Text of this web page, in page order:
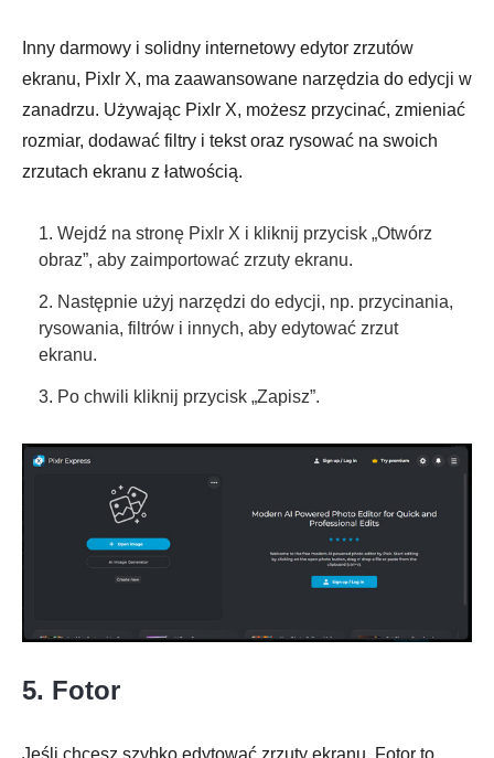
Inny darmowy i solidny internetowy edytor zrzutów
ekranu, Pixlr X, ma zaawansowane narzędzia do edycji w
zanadrzu. Używając Pixlr X, możesz przycinać, zmieniać
rozmiar, dodawać filtry i tekst oraz rysować na swoich
zrzutach ekranu z łatwością.
1. Wejdź na stronę Pixlr X i kliknij przycisk „Otwórz
obraz”, aby zaimportować zrzuty ekranu.
2. Następnie użyj narzędzi do edycji, np. przycinania,
rysowania, filtrów i innych, aby edytować zrzut
ekranu.
3. Po chwili kliknij przycisk „Zapisz”.
5. Fotor
Jeśli chcesz szybko edytować zrzuty ekranu, Fotor to